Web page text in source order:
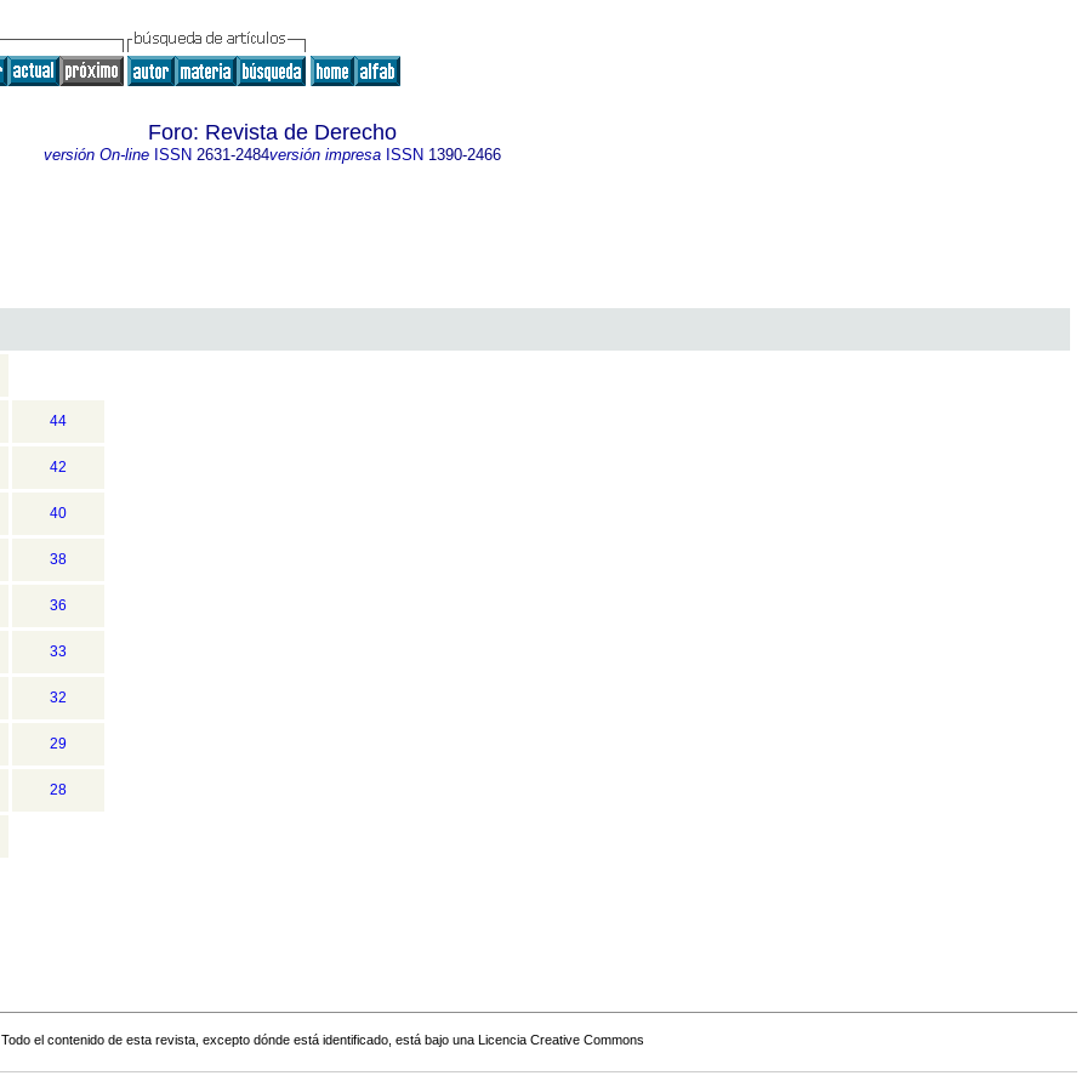
Foro: Revista de Derecho
versión On-lineISSN 2631-2484versión impresaISSN 1390-2466
44
42
40
38
36
33
32
29
28
Todo el contenido de esta revista, excepto dónde está identificado, está bajo una Licencia Creative Commons